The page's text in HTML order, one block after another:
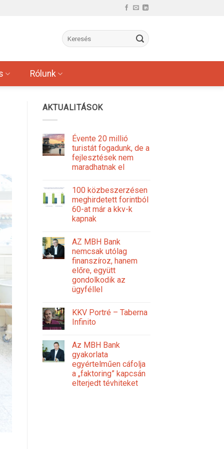
Rólunk
AKTUALITÁSOK
Évente 20 millió
turistát fogadunk, de a
fejlesztések nem
maradhatnak el
100 közbeszerzésen
meghirdetett forintból
60-at már a kkv-k
kapnak
AZ MBH Bank
nemcsak utólag
finanszíroz, hanem
előre, együtt
gondolkodik az
ügyféllel
KKV Portré – Taberna
Infinito
Az MBH Bank
gyakorlata
egyértelműen cáfolja
a „faktoring” kapcsán
elterjedt tévhiteket